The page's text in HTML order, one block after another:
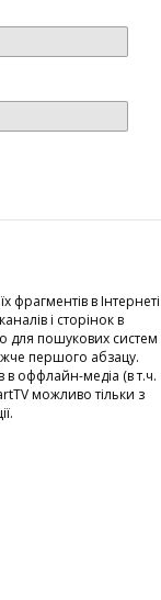
фрагментів в Інтернеті
і сторінок в
для пошукових систем
першого абзацу.
в оффлайн-медіа (в т.ч.
можливо тільки з